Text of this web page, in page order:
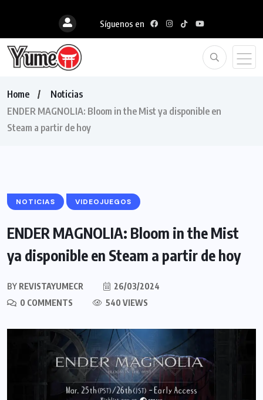
Síguenos en
Home
Noticias
ENDER MAGNOLIA: Bloom in the Mist ya disponible en
Steam a partir de hoy
NOTICIAS VIDEOJUEGOS
ENDER MAGNOLIA: Bloom in the Mist
ya disponible en Steam a partir de hoy
BY REVISTAYUMECR
26/03/2024
0 COMMENTS
540 VIEWS